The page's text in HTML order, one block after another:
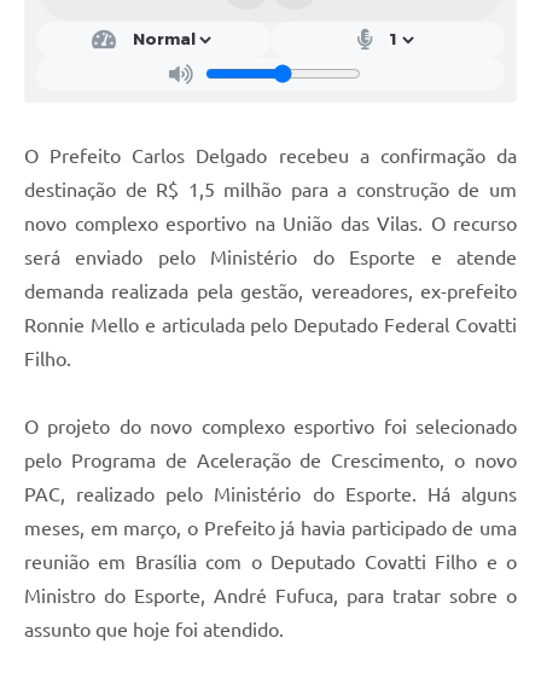
Galeria de Vídeos
Contas Públicas
Links
Telefones Úteis
O Prefeito Carlos Delgado recebeu a confirmação da
destinação de R$ 1,5 milhão para a construção de um
novo complexo esportivo na União das Vilas. O recurso
será enviado pelo Ministério do Esporte e atende
demanda realizada pela gestão, vereadores, ex-prefeito
Ronnie Mello e articulada pelo Deputado Federal Covatti
Filho.
O projeto do novo complexo esportivo foi selecionado
pelo Programa de Aceleração de Crescimento, o novo
PAC, realizado pelo Ministério do Esporte. Há alguns
meses, em março, o Prefeito já havia participado de uma
reunião em Brasília com o Deputado Covatti Filho e o
Ministro do Esporte, André Fufuca, para tratar sobre o
assunto que hoje foi atendido.